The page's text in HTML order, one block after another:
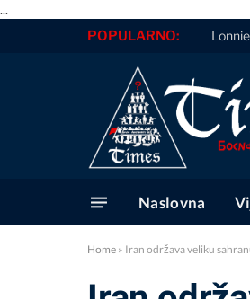
...
POPULARNO:
Naslovna
Home » Iran održava veliku